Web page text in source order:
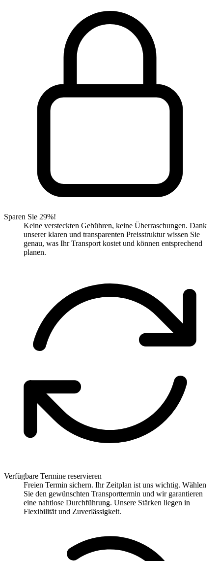
Sparen Sie 29%!
Keine versteckten Gebühren, keine Überraschungen. Dank
unserer klaren und transparenten Preisstruktur wissen Sie
genau, was Ihr Transport kostet und können entsprechend
planen.
Verfügbare Termine reservieren
Freien Termin sichern. Ihr Zeitplan ist uns wichtig. Wählen
Sie den gewünschten Transporttermin und wir garantieren
eine nahtlose Durchführung. Unsere Stärken liegen in
Flexibilität und Zuverlässigkeit.